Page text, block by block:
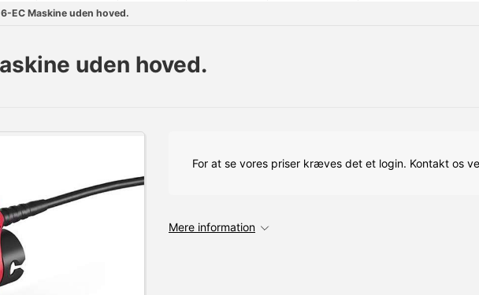
EC Maskine uden hoved.
uden hoved.
For at se vores priser kræves det et login. Kontakt os
Mere information